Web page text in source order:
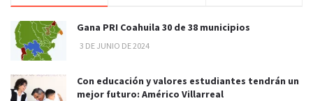
Gana PRI Coahuila 30 de 38 municipios
3 DE JUNIO DE 2024
Con educación y valores estudiantes tendrán un
mejor futuro: Américo Villarreal